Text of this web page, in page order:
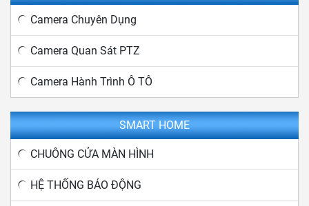
Camera Chuyên Dụng
Camera Quan Sát PTZ
Camera Hành Trình Ô TÔ
SMART HOME
CHUÔNG CỬA MÀN HÌNH
HỆ THỐNG BÁO ĐỘNG